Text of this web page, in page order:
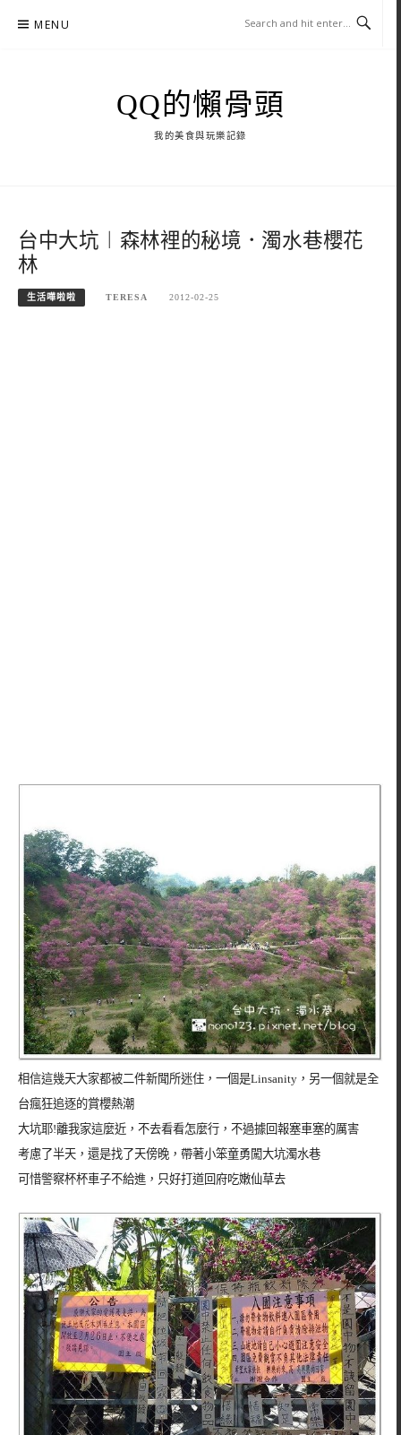
MENU
QQ的懶骨頭
我的美食與玩樂記錄
台中大坑︱森林裡的秘境．濁水巷櫻花
林
生活嘩啦啦 TERESA 2012-02-25
相信這幾天大家都被二件新聞所迷住，一個是Linsanity，另一個就是全
台瘋狂追逐的賞櫻熱潮
大坑耶!離我家這麼近，不去看看怎麼行，不過據回報塞車塞的厲害
考慮了半天，還是找了天傍晚，帶著小笨童勇闖大坑濁水巷
可惜警察杯杯車子不給進，只好打道回府吃嫩仙草去